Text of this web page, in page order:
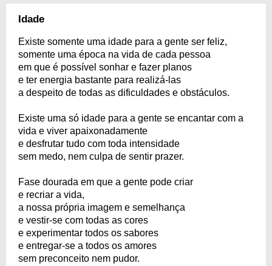
Idade
Existe somente uma idade para a gente ser feliz,
somente uma época na vida de cada pessoa
em que é possível sonhar e fazer planos
e ter energia bastante para realizá-las
a despeito de todas as dificuldades e obstáculos.
Existe uma só idade para a gente se encantar com a
vida e viver apaixonadamente
e desfrutar tudo com toda intensidade
sem medo, nem culpa de sentir prazer.
Fase dourada em que a gente pode criar
e recriar a vida,
a nossa própria imagem e semelhança
e vestir-se com todas as cores
e experimentar todos os sabores
e entregar-se a todos os amores
sem preconceito nem pudor.